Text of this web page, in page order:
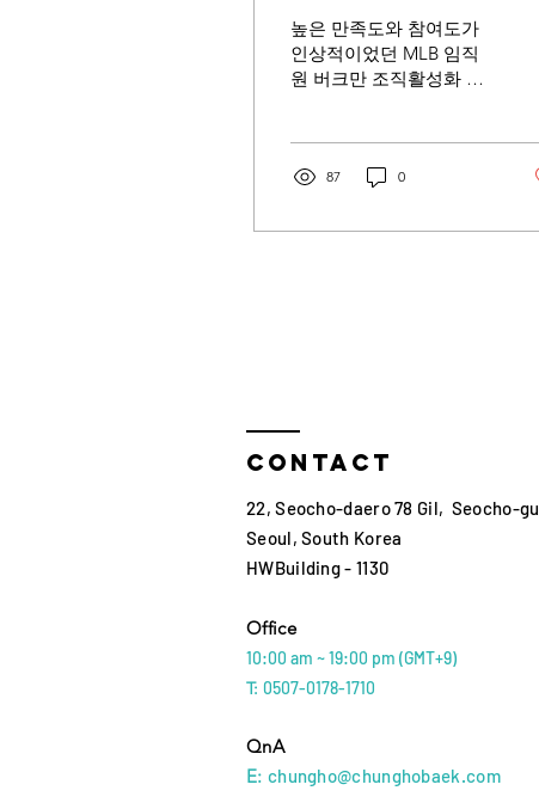
높은 만족도와 참여도가
인상적이었던 MLB 임직
원 버크만 조직활성화 팀
87 0
Contact
22, Seocho-daero 78 Gil, Seocho-gu
Seoul, South Korea
HWBuilding - 1130
Office
10:00 am ~ 19:00 pm (GMT+9)
T: 0507-0178-1710
QnA
E: chungho@chunghobaek.com